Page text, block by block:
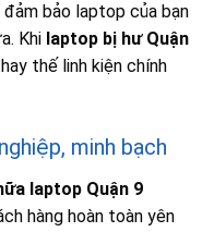
bảo laptop của bạn
Khi laptop bị hư Quận
thế linh kiện chính
minh bạch
laptop Quận 9
hàng hoàn toàn yên